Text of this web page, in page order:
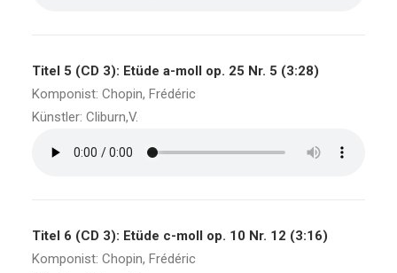
Titel 5 (CD 3): Etüde a-moll op. 25 Nr. 5 (3:28)
Komponist: Chopin, Frédéric
Künstler: Cliburn,V.
Titel 6 (CD 3): Etüde c-moll op. 10 Nr. 12 (3:16)
Komponist: Chopin, Frédéric